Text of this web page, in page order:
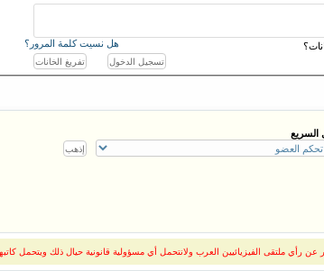
هل نسيت كلمة المرور؟
السريع
عن رأي ملتقى الفيزيائيين العرب ولانتحمل أي مسؤولية قانونية حيال ذلك ويتحمل